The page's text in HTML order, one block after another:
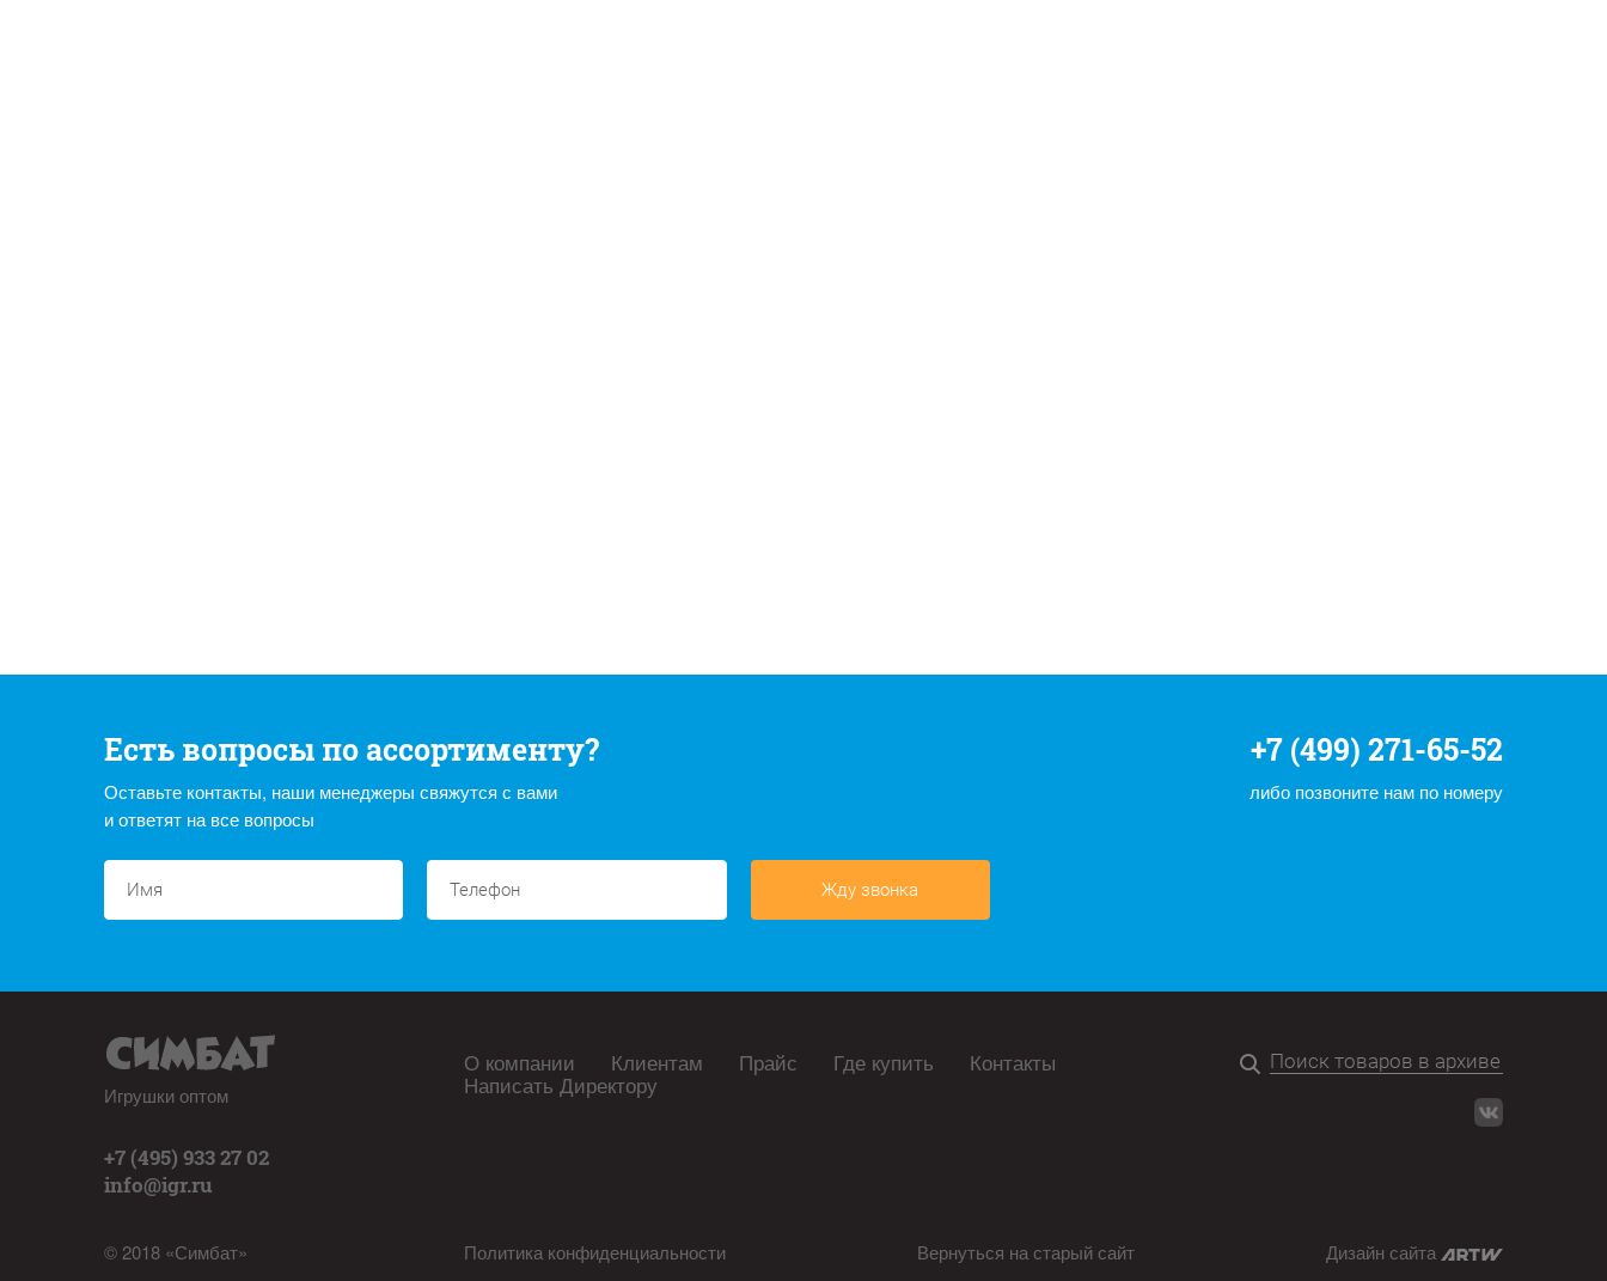
Есть вопросы по ассортименту?
Оставьте контакты, наши менеджеры свяжутся с вами
и ответят на все вопросы
+7 (499) 271-65-52
либо позвоните нам по номеру
Жду звонка
Игрушки оптом
+7 (495) 933 27 02
info@igr.ru
© 2018 «Симбат»
О компании Клиентам Прайс Где купить Контакты
Написать Директору
Политика конфиденциальности Вернуться на старый сайт Дизайн сайта